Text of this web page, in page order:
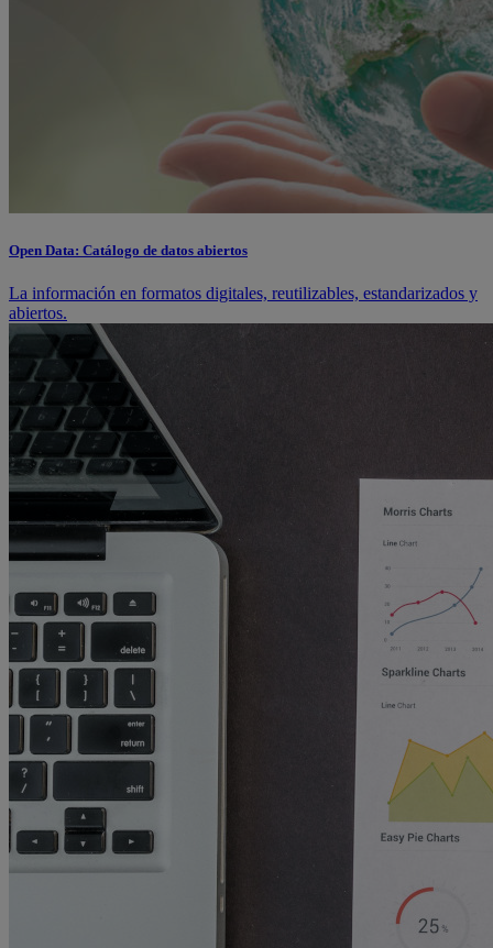
Open Data: Catálogo de datos abiertos
La información en formatos digitales, reutilizables, estandarizados y
abiertos.